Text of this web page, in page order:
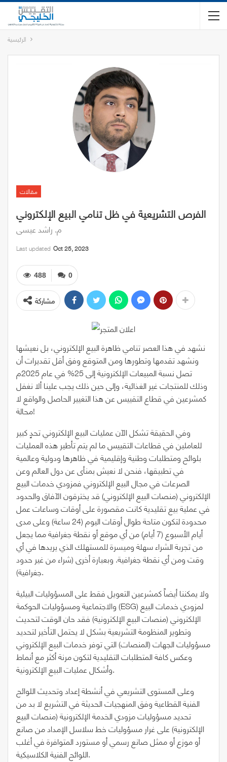
الرئيسية
مقالات
الفرص التشريعية في ظل تنامي البيع الإلكتروني
م. راشد عيسى
Last updated Oct 25, 2023
0
488
مشاركة
نشهد في هذا العصر تنامي ظاهرة البيع الإلكتروني، بل نعيشها
ونشهد تقدمها وتطورها ومن المتوقع وفق أقل تقديرات أن
تصل نسبة المبيعات الإلكترونية إلى 25% في عام 2025م
وذلك للمنتجات غير الغذائية، وإلى حين ذلك يجب علينا ألا نغفل
كمشرعين في قطاع التقييس عن هذا التغيير الحاصل والواقع لا
محالة!
وفي الحقيقة تشكل الآن عمليات البيع الإلكتروني تحدٍ كبير
للعاملين في قطاعات التقييس ما لم يتم تأطير هذه العمليات
بلوائح ومتطلبات وطنية وإقليمية في ظاهرها ودولية وعالمية
في تطبيقها، فنحن لا نعيش بمنأى عن دول العالم وعن
الصرعات في مجال البيع الإلكتروني فمزودي خدمات البيع
الإلكتروني (منصات البيع الإلكتروني) قد يخترقون الآفاق والحدود
في عملية بيع تقليدية كانت مقصورة على أوقات وساعات عمل
محدودة لتكون متاحة طوال أوقات اليوم (24 ساعة) وعلى مدى
أيام الأسبوع (7 أيام) من أي موقع أو نقطة جغرافية مما يجعل
من تجربة الشراء سهلة وميسرة للمستهلك الذي يريدها في أي
وقت ومن أي نقطة جغرافية. وبعبارة أخرى (شراء من غير حدود
جغرافية).
ولا يمكننا أيضاً كمشرعين التعويل فقط على المسؤوليات البيئية
والاجتماعية ومسؤوليات الحوكمة (ESG) لمزودي خدمات البيع
الإلكتروني (منصات البيع الإلكترونية) فقد حان الوقت لتحديث
وتطوير المنظومة التشريعية بشكل لا يحتمل التأخير لتحديد
مسؤوليات الجهات (المنصات) التي توفر خدمات البيع الإلكتروني
وعكس كافة المتطلبات التقليدية لتكون مرنة أكثر مع أنماط
وأشكال عمليات البيع الإلكترونية.
وعلى المستوى التشريعي في أنشطة إعداد وتحديث اللوائح
الفنية القطاعية وفق المنهجيات الحديثة في التشريع لا بد من
تحديد مسؤوليات مزودي الخدمة الإلكترونية (منصات البيع
الإلكترونية) على غرار مسؤوليات خط سلاسل الإمداد من صانع
أو موزع أو ممثل صانع رسمي أو مستورد المتوافرة في أغلب
اللوائح الفنية الكلاسيكية.